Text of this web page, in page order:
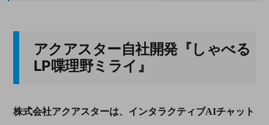
アクアスター自社開発『しゃべる
LP喋理野ミライ』
株式会社アクアスターは、インタラクティブAIチャット